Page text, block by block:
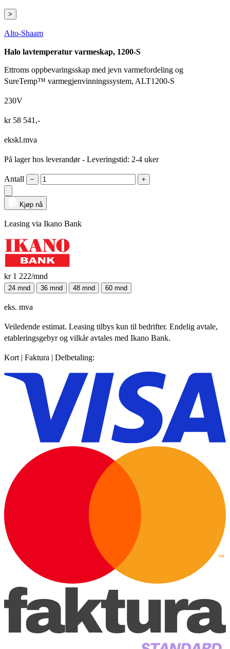
>
Alto-Shaam
Halo lavtemperatur varmeskap, 1200-S
Ettroms oppbevaringsskap med jevn varmefordeling og
SureTemp™ varmegjenvinningssystem, ALT1200-S
230V
kr58 541 ,-
ekskl.mva
På lager hos leverandør- Leveringstid: 2-4 uker
Antall − +
Kjøp nå
Leasing via Ikano Bank
kr 1 222/mnd
24 mnd 36 mnd 48 mnd 60 mnd
eks. mva
Veiledende estimat. Leasing tilbys kun til bedrifter. Endelig avtale,
etableringsgebyr og vilkår avtales med Ikano Bank.
Kort | Faktura | Delbetaling: